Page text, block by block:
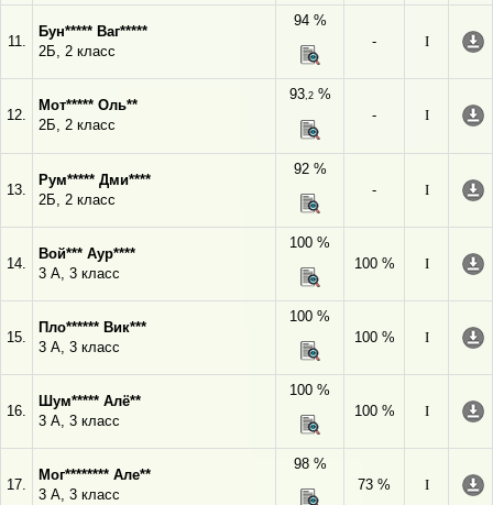
11.
Бун***** Ваг*****
2Б, 2 класс
94 %
-
I
12.
Мот***** Оль**
2Б, 2 класс
93,2%
-
I
13.
Рум***** Дми****
2Б, 2 класс
92 %
-
I
14.
Вой*** Аур****
3 А, 3 класс
100 %
100 %
I
15.
Пло****** Вик***
3 А, 3 класс
100 %
100 %
I
16.
Шум***** Алё**
3 А, 3 класс
100 %
100 %
I
17.
Мог******** Але**
3 А, 3 класс
98 %
73 %
I